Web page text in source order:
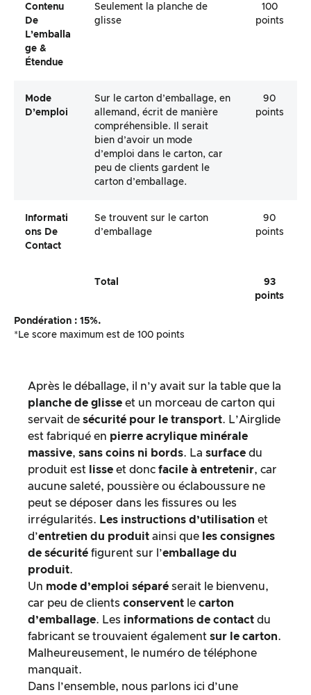
Contenu
De
L’emballa
Ge &
Étendue
Seulement la planche de
glisse
100
points
Mode
D’emploi
Sur le carton d’emballage, en
allemand, écrit de manière
compréhensible. Il serait
bien d’avoir un mode
d’emploi dans le carton, car
peu de clients gardent le
carton d’emballage.
90
points
Informati
Ons De
Contact
Se trouvent sur le carton
d’emballage
90
points
Total
93
points
Pondération : 15%.
*Le score maximum est de 100 points
Après le déballage, il n’y avait sur la table que la
planche de glisse et un morceau de carton qui
servait de sécurité pour le transport. L’Airglide
est fabriqué en pierre acrylique minérale
massive, sans coins ni bords. La surface du
produit est
lisse et donc facile à entretenir, car
aucune saleté, poussière ou éclaboussure ne
peut se déposer dans les fissures ou les
irrégularités. Les instructions d’utilisation et
d’entretien du produit ainsi que les consignes
de sécurité figurent sur l’emballage du
produit.
Un mode d’emploi séparé serait le bienvenu,
car peu de clients conservent le carton
d’emballage. Les informations de contact du
fabricant se trouvaient également sur le carton.
Malheureusement, le numéro de téléphone
manquait.
Dans l’ensemble, nous parlons ici d’une